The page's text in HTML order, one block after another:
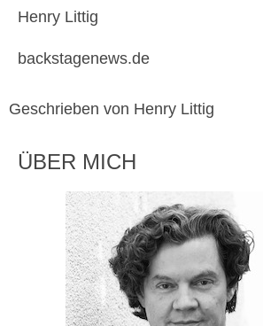
Henry Littig
backstagenews.de
Geschrieben von Henry Littig
ÜBER MICH